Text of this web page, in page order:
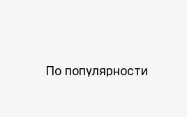
По популярности